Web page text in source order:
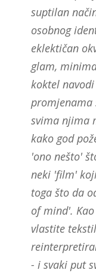
suptilan
osobnog
eklektičan
glam,
koktel
promjenama
svima njima
kako god
'ono nešto'
neki 'film'
toga što da
of mind'.
vlastite
- i svaki put